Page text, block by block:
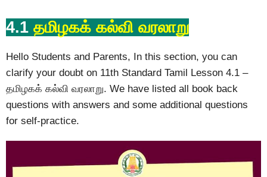
4.1 தமிழகக் கல்வி வரலாறு
Hello Students and Parents, In this section, you can
clarify your doubt on 11th Standard Tamil Lesson 4.1 –
தமிழகக் கல்வி வரலாறு. We have listed all book back
questions with answers and some additional questions
for self-practice.